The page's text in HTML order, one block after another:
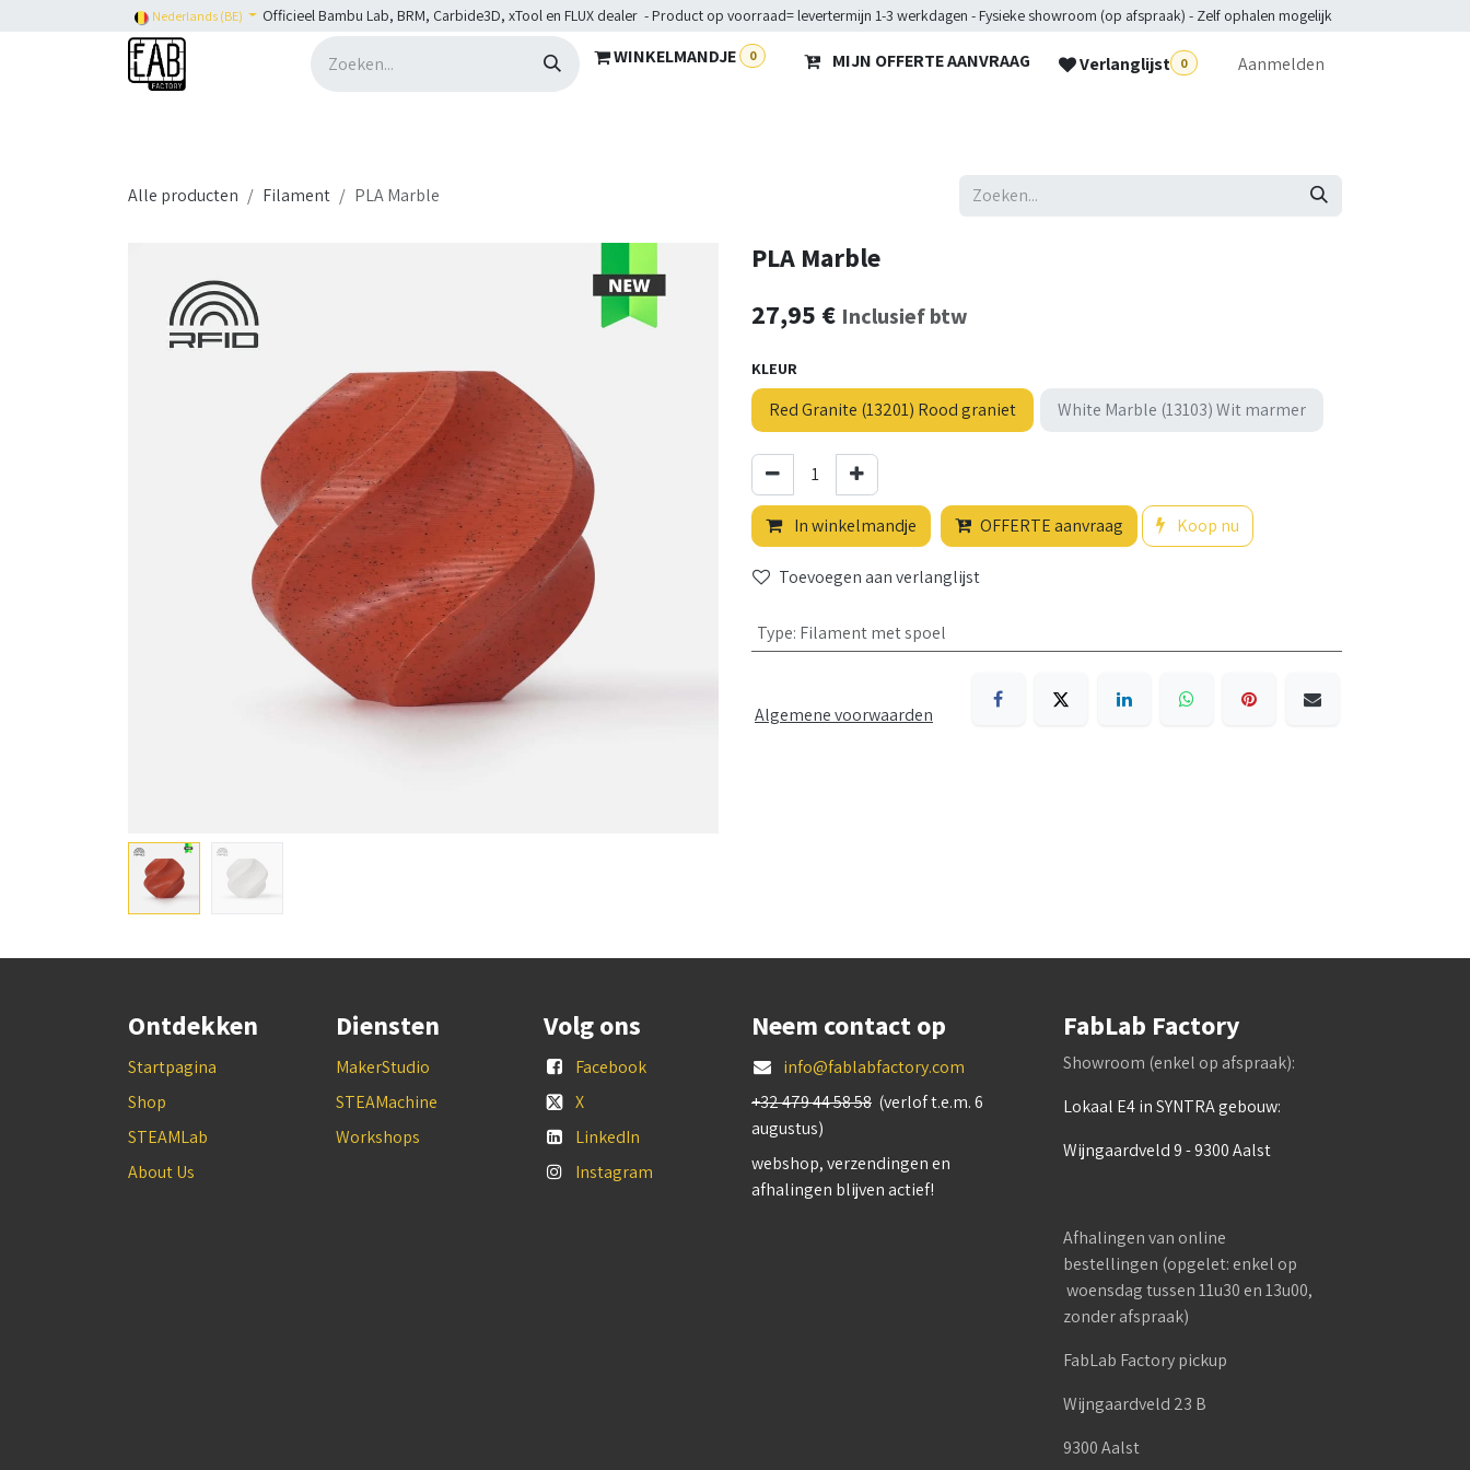
Overslaan naar inhoudNederlands (BE) Officieel Bambu Lab, BRM, Carbide3D, xTool en FLUX dealer - Product op voorraad= levertermijn 1-3 werkdagen - Fysieke showroom (op afspraak) - Zelf ophalen mogelijk
WINKELMANDJE 0 MIJN OFFERTE AANVRAAG Verlanglijst 0 Aanmelden
Alle producten Filament PLA Marble
PLA Marble
27,95 € Inclusief btw
KLEUR
Red Granite (13201) Rood graniet White Marble (13103) Wit marmer
In winkelmandje OFFERTE aanvraag Koop nu
Toevoegen aan verlanglijst
Type: Filament met spoel
Algemene voorwaarden
Ontdekken
Startpagina
Shop
STEAMLab
About Us
Diensten
MakerStudio
STEAMachine
Workshops
Volg ons
Facebook
X
LinkedIn
Instagram
Neem contact op
info@fablabfactory.com
+32 479 44 58 58 (verlof t.e.m. 6
augustus)
webshop, verzendingen en
afhalingen blijven actief!
FabLab Factory
Showroom (enkel op afspraak):
Lokaal E4 in SYNTRA gebouw:
Wijngaardveld 9 - 9300 Aalst
Afhalingen van online
bestellingen (opgelet: enkel op
woensdag tussen 11u30 en 13u00,
zonder afspraak)
FabLab Factory pickup
Wijngaardveld 23 B
9300 Aalst